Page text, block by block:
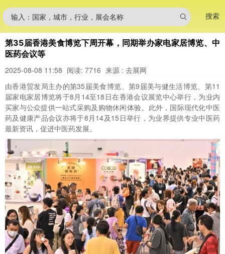
输入：国家，城市，行业，展会名称 搜索
第35届香港美食博览下周开幕，同期举办家电家居博览、中
医药会议等
2025-08-08 11:58 阅读: 7716 来源 : 去展网
由香港贸发局主办的第35届美食博览、第9届美与健生活博览、第11
届家电家居博览将于8月14至18日在香港会议展览中心举行，为业内
买家与公众提供一站式采购及购物休闲体验。此外，国际现代化中医
药及健康产品会议亦将于8月14及15日举行，为业界提供专业中医药
最新资讯，促进中医药发展。